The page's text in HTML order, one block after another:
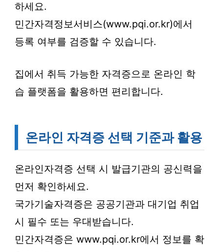
하세요.
민간자격정보서비스(www.pqi.or.kr)에서
등록 여부를 검증할 수 있습니다.
집에서 취득 가능한 자격증으로 온라인 학
습 플랫폼을 활용하면 편리합니다.
온라인 자격증 선택 기준과 활용
온라인자격증 선택 시 발급기관의 공신력을
먼저 확인하세요.
국가기술자격증은 공공기관과 대기업 취업
시 필수 또는 우대받습니다.
민간자격증은 www.pqi.or.kr에서 정보를 확